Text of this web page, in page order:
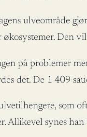
ulveområde
Den
på problemer
det. De 1 409
som
Allikevel synes